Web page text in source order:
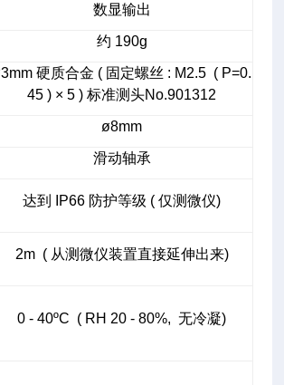
数显输出
约 190g
硬质合金 ( 固定螺丝 : M2.5 ( P=0.
45 ) × 5 ) 标准测头No.901312
ø8mm
滑动轴承
达到 IP66 防护等级 ( 仅测微仪)
2m ( 从测微仪装置直接延伸出来)
0 - 40ºC ( RH 20 - 80%, 无冷凝)